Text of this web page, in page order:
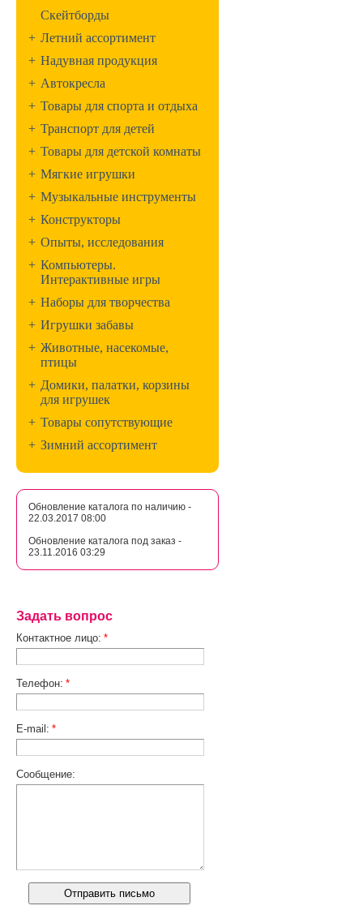
Скейтборды
+ Летний ассортимент
+ Надувная продукция
+ Автокресла
+ Товары для спорта и отдыха
+ Транспорт для детей
+ Товары для детской комнаты
+ Мягкие игрушки
+ Музыкальные инструменты
+ Конструкторы
+ Опыты, исследования
+ Компьютеры.
Интерактивные игры
+ Наборы для творчества
+ Игрушки забавы
+ Животные, насекомые,
птицы
+ Домики, палатки, корзины
для игрушек
+ Товары сопутствующие
+ Зимний ассортимент
Обновление каталога по наличию -
22.03.2017 08:00
Обновление каталога под заказ -
23.11.2016 03:29
Задать вопрос
Контактное лицо: *
Телефон: *
E-mail: *
Сообщение: